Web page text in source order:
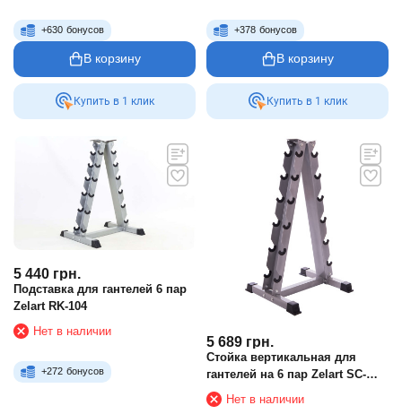
+630 бонусов
В корзину
Купить в 1 клик
+378 бонусов
В корзину
Купить в 1 клик
5 440 грн.
Подставка для гантелей 6 пар
Zelart RK-104
Нет в наличии
+272 бонусов
5 689 грн.
Стойка вертикальная для
гантелей на 6 пар Zelart SC-
8031A
Нет в наличии